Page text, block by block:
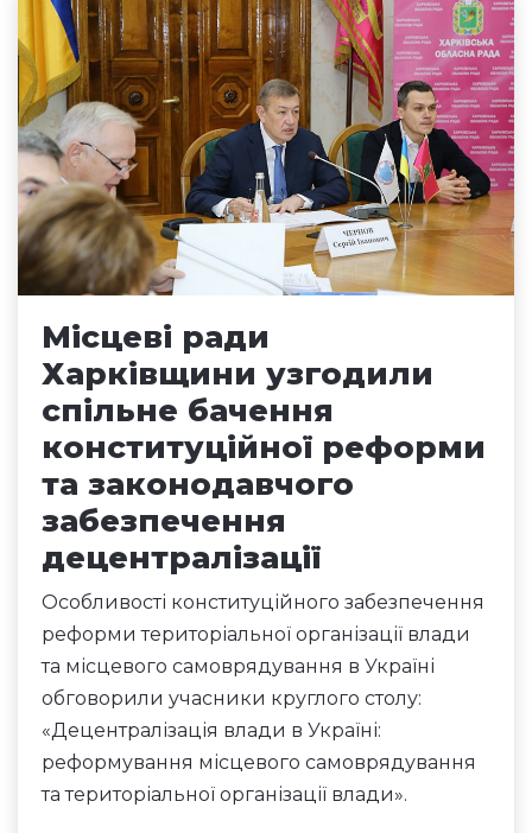
Місцеві ради
Харківщини узгодили
спільне бачення
конституційної реформи
та законодавчого
забезпечення
децентралізації
Особливості конституційного забезпечення
реформи територіальної організації влади
та місцевого самоврядування в Україні
обговорили учасники круглого столу:
«Децентралізація влади в Україні:
реформування місцевого самоврядування
та територіальної організації влади».